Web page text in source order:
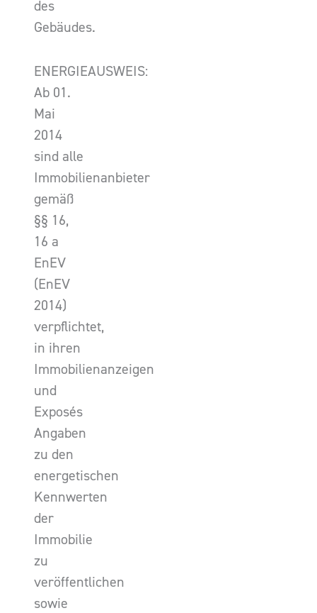
des
Gebäudes.
ENERGIEAUSWEIS:
Ab 01.
Mai
2014
sind alle
Immobilienanbieter
gemäß
§§ 16,
16 a
EnEV
(EnEV
2014)
verpflichtet,
in ihren
Immobilienanzeigen
und
Exposés
Angaben
zu den
energetischen
Kennwerten
der
Immobilie
zu
veröffentlichen
sowie